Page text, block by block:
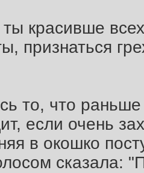
красивше
признаться
то, что
если очень
в окошко
сказала: